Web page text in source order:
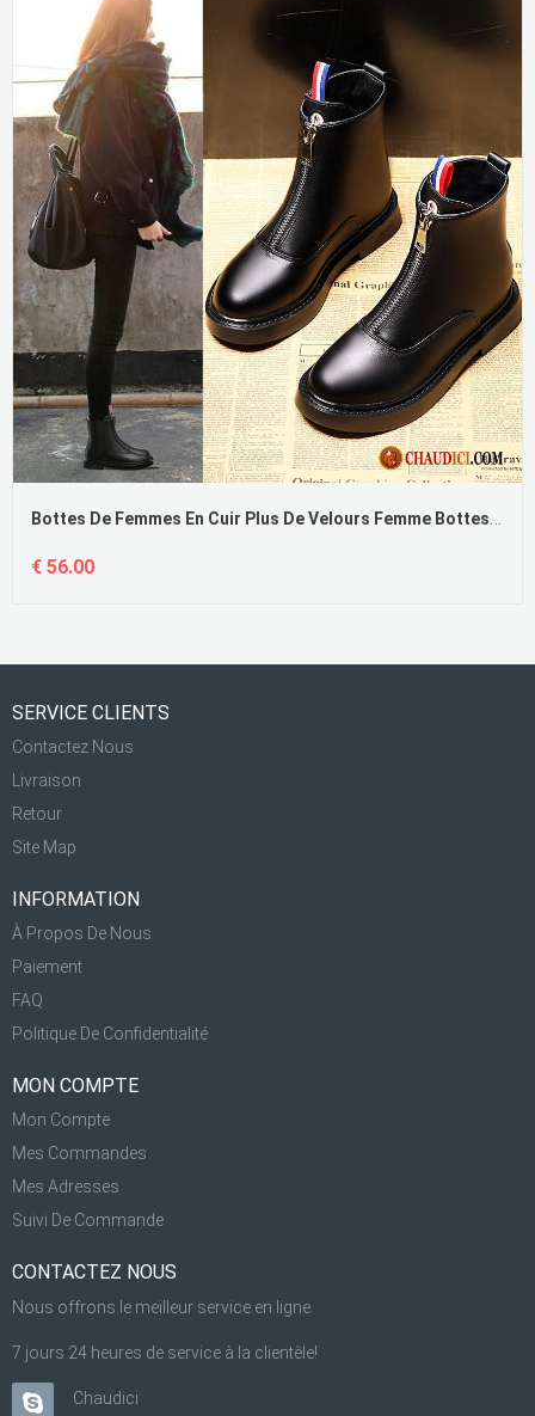
Bottes De Femmes En Cuir Plus De Velours Femme Bottes Courtes Tous Les Assortis Printemps
€ 56.00
SERVICE CLIENTS
Contactez Nous
Livraison
Retour
Site Map
INFORMATION
À Propos De Nous
Paiement
FAQ
Politique De Confidentialité
MON COMPTE
Mon Compte
Mes Commandes
Mes Adresses
Suivi De Commande
CONTACTEZ NOUS
Nous offrons le meilleur service en ligne.
7 jours 24 heures de service à la clientèle!
Chaudici